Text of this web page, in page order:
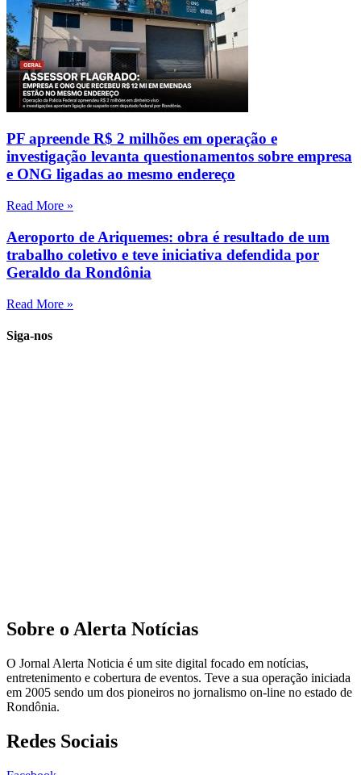
PF apreende R$ 2 milhões em operação e
investigação levanta questionamentos sobre empresa
e ONG ligadas ao mesmo endereço
Read More »
Aeroporto de Ariquemes: obra é resultado de um
trabalho coletivo e teve iniciativa defendida por
Geraldo da Rondônia
Read More »
Siga-nos
Sobre o Alerta Notícias
O Jornal Alerta Noticia é um site digital focado em notícias,
entretenimento e cobertura de eventos. Teve a sua operação iniciada
em 2005 sendo um dos pioneiros no jornalismo on-line no estado de
Rondônia.
Redes Sociais